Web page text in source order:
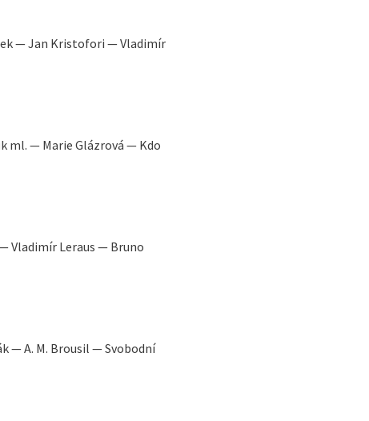
— Jan Kristofori — Vladimír
ml. — Marie Glázrová — Kdo
Vladimír Leraus — Bruno
— A. M. Brousil — Svobodní